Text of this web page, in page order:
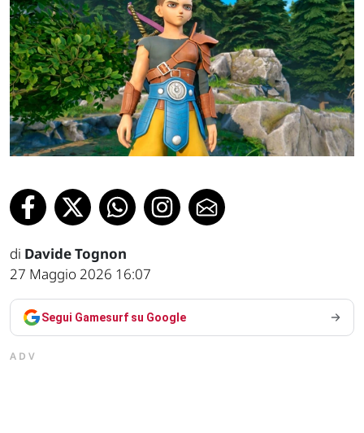
di Davide Tognon
27 Maggio 2026 16:07
Segui Gamesurf su Google
ADV